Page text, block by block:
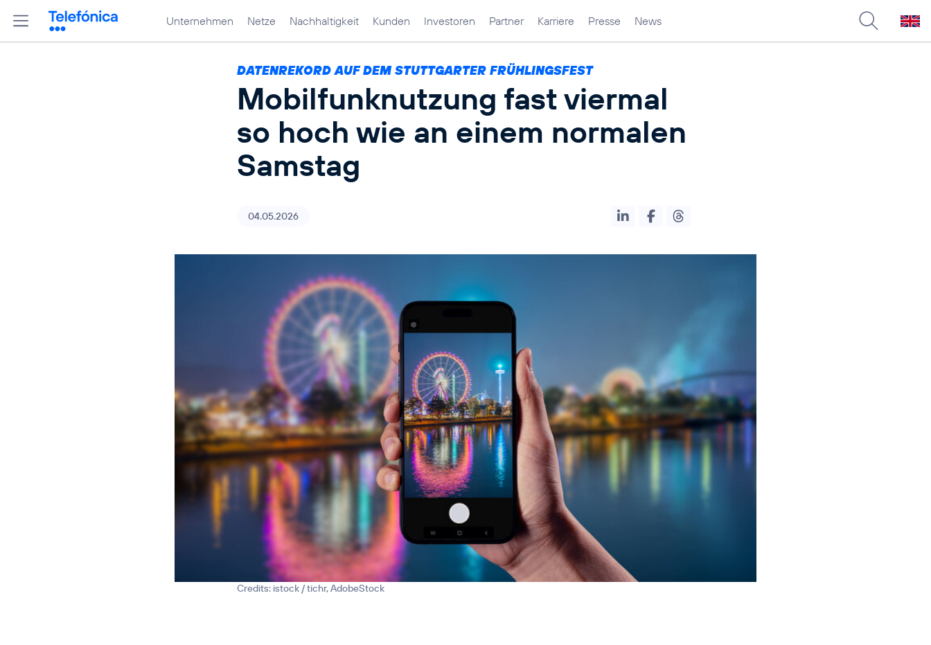
Unternehmen Netze Nachhaltigkeit Kunden Investoren Partner Karriere Presse News
DATENREKORD AUF DEM STUTTGARTER FRÜHLINGSFEST
Mobilfunknutzung fast viermal
so hoch wie an einem normalen
Samstag
04.05.2026
Credits: istock / tichr, AdobeStock